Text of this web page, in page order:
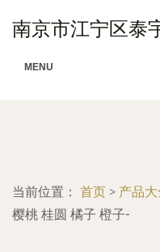
南京市江宁区泰
MENU
当前位置： 首页 > 产品大
樱桃 桂圆 橘子 橙子-